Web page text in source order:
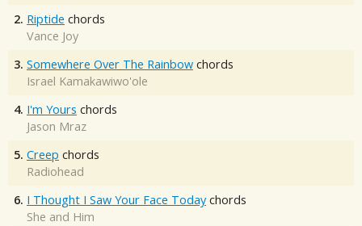
2. Riptide chords
Vance Joy
3. Somewhere Over The Rainbow chords
Israel Kamakawiwo'ole
4. I'm Yours chords
Jason Mraz
5. Creep chords
Radiohead
6. I Thought I Saw Your Face Today chords
She and Him